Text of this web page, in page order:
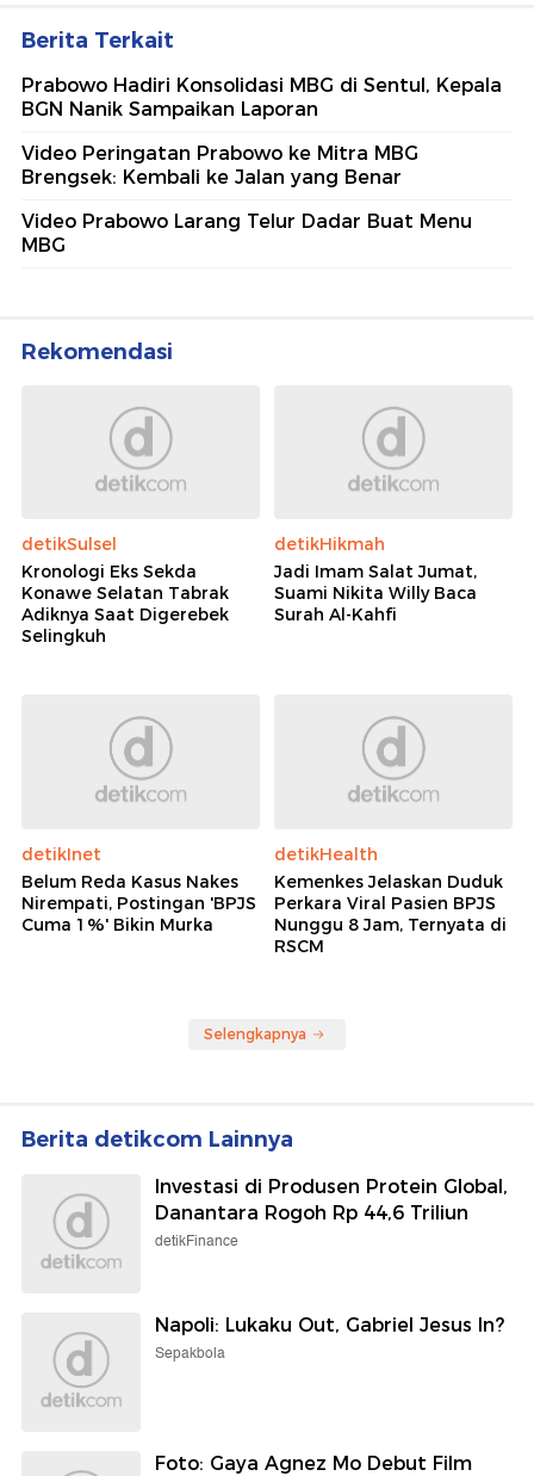
Berita Terkait
Prabowo Hadiri Konsolidasi MBG di Sentul, Kepala
BGN Nanik Sampaikan Laporan
Video Peringatan Prabowo ke Mitra MBG
Brengsek: Kembali ke Jalan yang Benar
Video Prabowo Larang Telur Dadar Buat Menu
MBG
Rekomendasi
detikSulsel
Kronologi Eks Sekda
Konawe Selatan Tabrak
Adiknya Saat Digerebek
Selingkuh
detikHikmah
Jadi Imam Salat Jumat,
Suami Nikita Willy Baca
Surah Al-Kahfi
detikInet
Belum Reda Kasus Nakes
Nirempati, Postingan 'BPJS
Cuma 1%' Bikin Murka
detikHealth
Kemenkes Jelaskan Duduk
Perkara Viral Pasien BPJS
Nunggu 8 Jam, Ternyata di
RSCM
Selengkapnya
Berita detikcom Lainnya
Investasi di Produsen Protein Global,
Danantara Rogoh Rp 44,6 Triliun
detikFinance
Napoli: Lukaku Out, Gabriel Jesus In?
Sepakbola
Foto: Gaya Agnez Mo Debut Film